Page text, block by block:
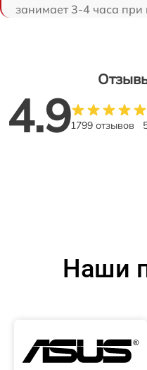
занимает 3-4 часа при
4.91799 отзывов
Наши